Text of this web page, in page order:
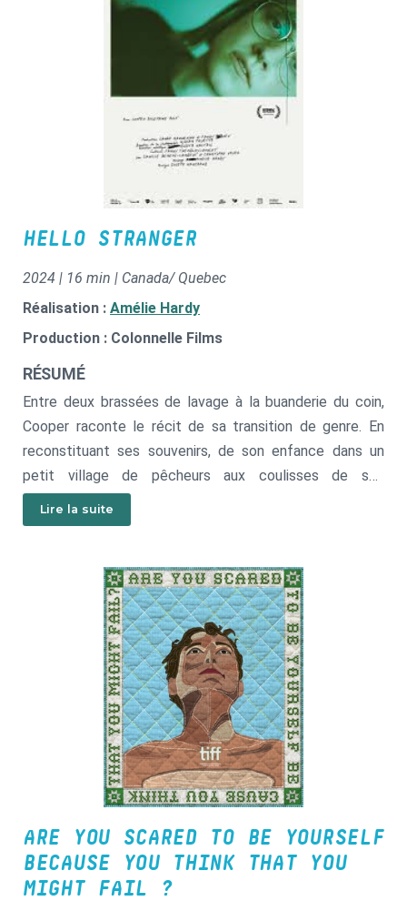
HELLO STRANGER
2024 | 16 min | Canada/ Quebec
Réalisation : Amélie Hardy
Production : Colonnelle Films
RÉSUMÉ
Entre deux brassées de lavage à la buanderie du coin,
Cooper raconte le récit de sa transition de genre. En
reconstituant ses souvenirs, de son enfance dans un
petit village de pêcheurs aux coulisses de son
tumultueux processus médical, Cooper tente de faire la
paix avec la dernière empreinte masculine de son corps :
Lire la suite
ARE YOU SCARED TO BE YOURSELF
BECAUSE YOU THINK THAT YOU
MIGHT FAIL ?